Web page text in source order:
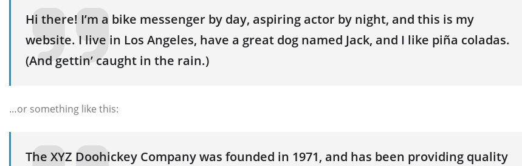
Hi there! I’m a bike messenger by day, aspiring actor by night, and this is my
website. I live in Los Angeles, have a great dog named Jack, and I like piña coladas.
(And gettin’ caught in the rain.)
…or something like this:
The XYZ Doohickey Company was founded in 1971, and has been providing quality